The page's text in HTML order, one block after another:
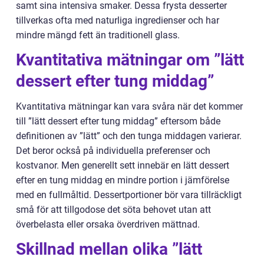
samt sina intensiva smaker. Dessa frysta desserter
tillverkas ofta med naturliga ingredienser och har
mindre mängd fett än traditionell glass.
Kvantitativa mätningar om ”lätt
dessert efter tung middag”
Kvantitativa mätningar kan vara svåra när det kommer
till ”lätt dessert efter tung middag” eftersom både
definitionen av ”lätt” och den tunga middagen varierar.
Det beror också på individuella preferenser och
kostvanor. Men generellt sett innebär en lätt dessert
efter en tung middag en mindre portion i jämförelse
med en fullmåltid. Dessertportioner bör vara tillräckligt
små för att tillgodose det söta behovet utan att
överbelasta eller orsaka överdriven mättnad.
Skillnad mellan olika ”lätt